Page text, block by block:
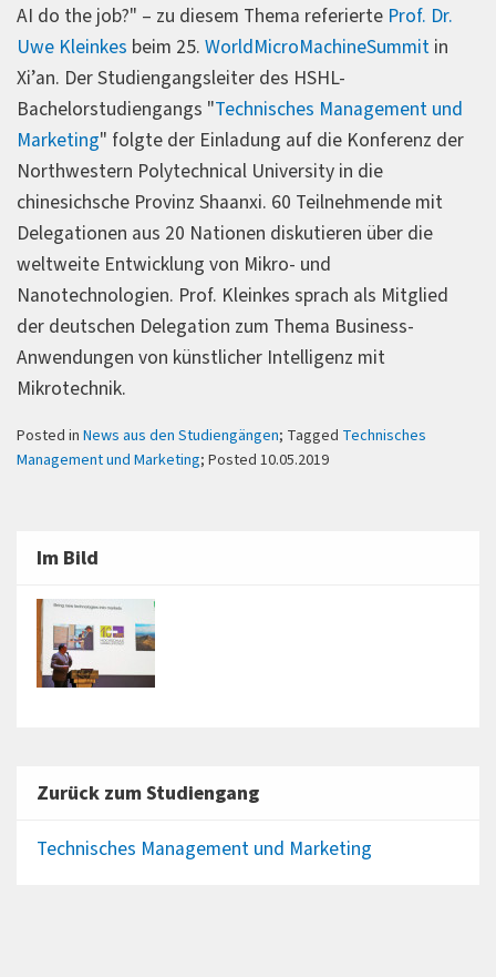
AI do the job?" – zu diesem Thema referierte Prof. Dr.
Uwe Kleinkes beim 25. WorldMicroMachineSummit in
Xi’an. Der Studiengangsleiter des HSHL-
Bachelorstudiengangs "Technisches Management und
Marketing" folgte der Einladung auf die Konferenz der
Northwestern Polytechnical University in die
chinesichsche Provinz Shaanxi. 60 Teilnehmende mit
Delegationen aus 20 Nationen diskutieren über die
weltweite Entwicklung von Mikro- und
Nanotechnologien. Prof. Kleinkes sprach als Mitglied
der deutschen Delegation zum Thema Business-
Anwendungen von künstlicher Intelligenz mit
Mikrotechnik.
Posted in News aus den Studiengängen; Tagged Technisches
Management und Marketing; Posted 10.05.2019
Im Bild
Zurück zum Studiengang
Technisches Management und Marketing